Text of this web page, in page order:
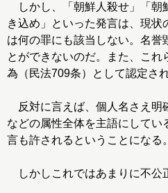
しかし、「朝鮮人殺せ」「朝
き込め」といった発言は、現状
は何の罪にも該当しない。名誉
とができないのだ。また、これ
為（民法709条）として認定さ
反対に言えば、個人名さえ明
などの属性全体を主語にしてい
言も許されるということになる。
しかしこれではあまりに不公